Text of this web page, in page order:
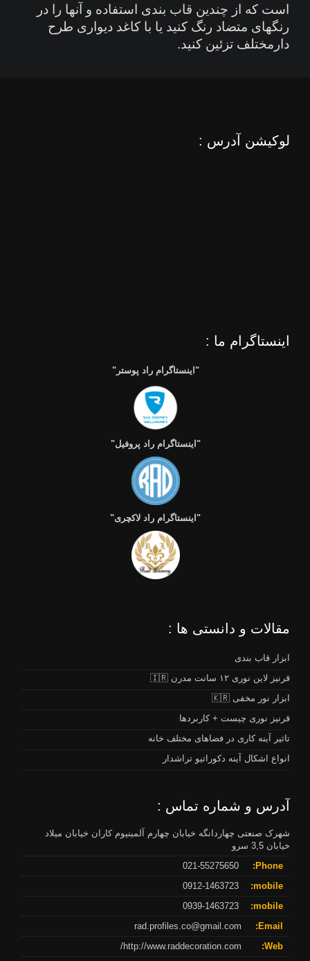
است که از چندین قاب بندی استفاده و آنها را در
رنگهای متضاد رنگ کنید یا با کاغد دیواری طرح
دارمختلف تزئین کنید.
لوکیشن آدرس :
اینستاگرام ما :
"اینستاگرام راد پوستر"
"اینستاگرام راد پروفیل"
"اینستاگرام راد لاکچری"
مقالات و دانستی ها :
ابزار قاب بندی
قرنیز لاین نوری ۱۲ سانت مدرن 🇮🇷
ابزار نور مخفی 🇰🇷
قرنیز نوری چیست + کاربردها
تاثیر آینه کاری در فضاهای مختلف خانه
انواع اشکال آینه دکوراتیو تراشدار
آدرس و شماره تماس :
شهرک صنعتی چهاردانگه خیابان چهارم آلمینیوم کاران خیابان میلاد
خیابان 3,5 سرو
Phone:
mobile:
mobile:
Email:
rad.profiles.co@gmail.com
Web:
http://www.raddecoration.com/